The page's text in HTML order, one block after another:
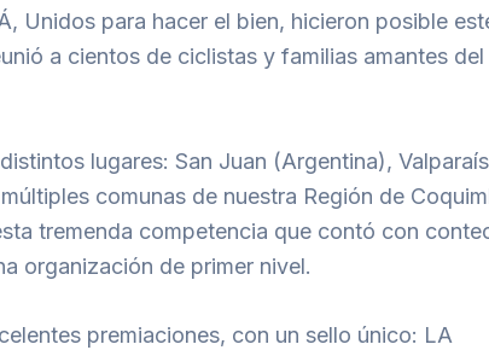
Unidos para hacer el bien, hicieron posible
a cientos de ciclistas y familias amantes del
lugares: San Juan (Argentina),
comunas de nuestra Región de
tremenda competencia que contó con
organización de primer nivel.
premiaciones, con un sello único: LA